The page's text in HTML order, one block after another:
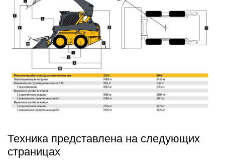
Техника представлена на следующих
страницах